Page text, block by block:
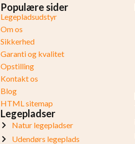
Populære sider
Legepladsudstyr
Om os
Sikkerhed
Garanti og kvalitet
Opstilling
Kontakt os
Blog
HTML sitemap
Legepladser
Natur legepladser
Udendørs legeplads